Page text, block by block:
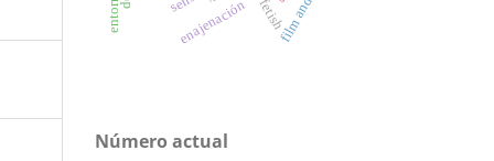
fetish
enajenación
Número actual